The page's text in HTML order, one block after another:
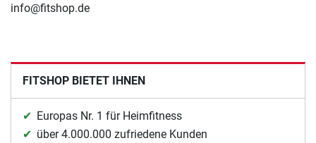
info@fitshop.de
FITSHOP BIETET IHNEN
Europas Nr. 1 für Heimfitness
über 4.000.000 zufriedene Kunden